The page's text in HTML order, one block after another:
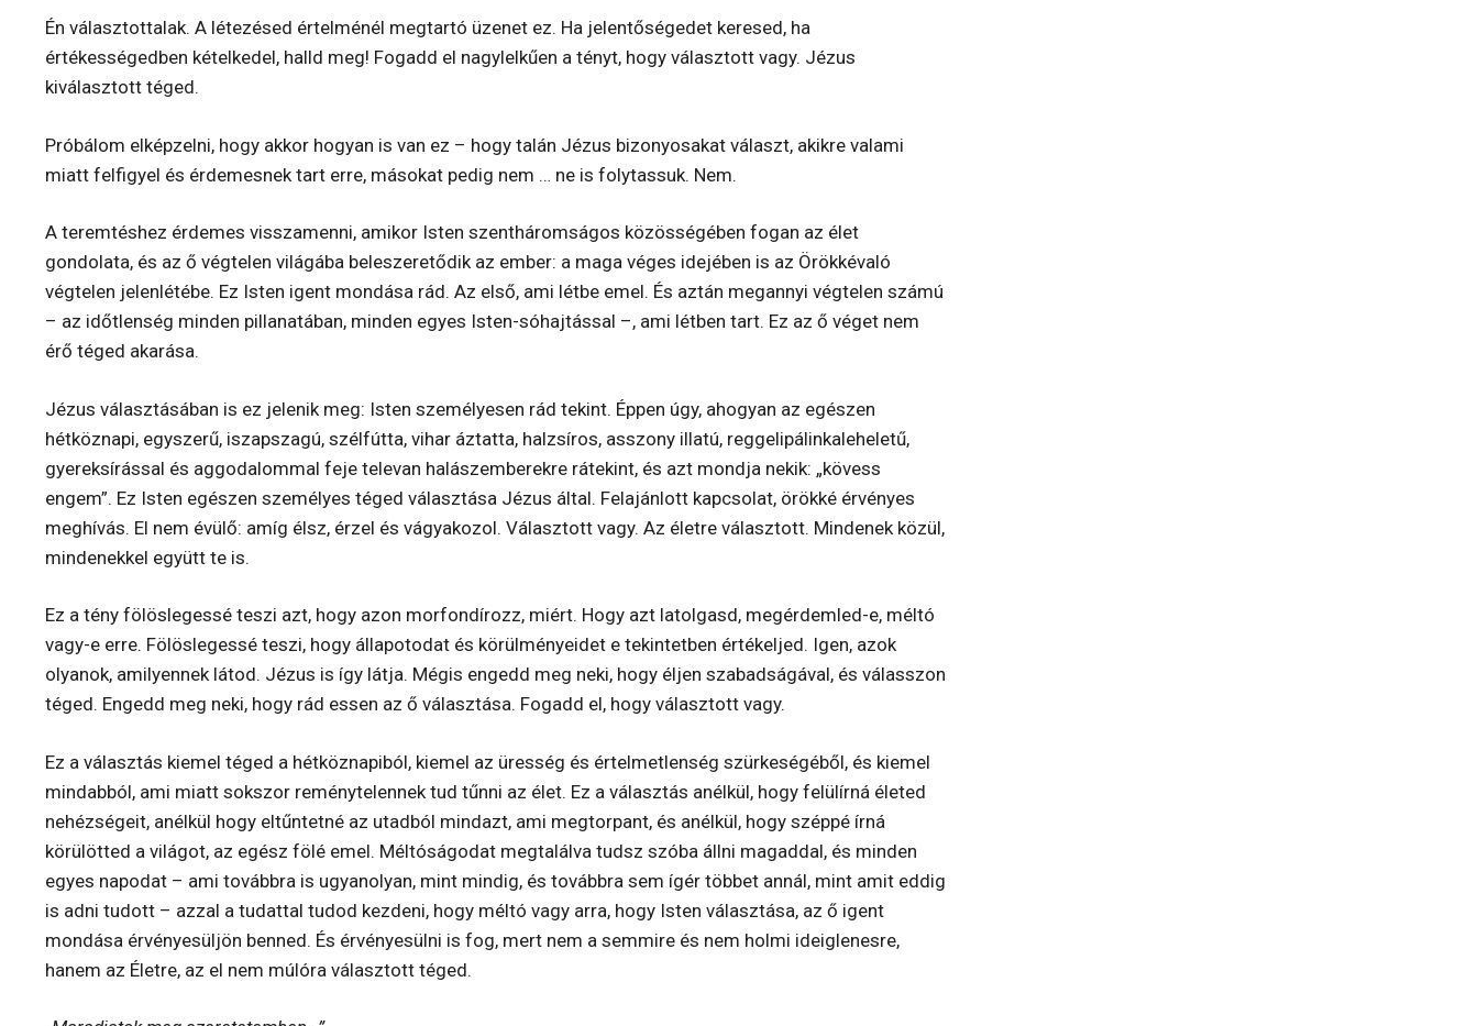
Én választottalak. A létezésed értelménél megtartó üzenet ez. Ha jelentőségedet keresed, ha
értékességedben kételkedel, halld meg! Fogadd el nagylelkűen a tényt, hogy választott vagy. Jézus
kiválasztott téged.
Próbálom elképzelni, hogy akkor hogyan is van ez – hogy talán Jézus bizonyosakat választ, akikre valami
miatt felfigyel és érdemesnek tart erre, másokat pedig nem … ne is folytassuk. Nem.
A teremtéshez érdemes visszamenni, amikor Isten szentháromságos közösségében fogan az élet
gondolata, és az ő végtelen világába beleszeretődik az ember: a maga véges idejében is az Örökkévaló
végtelen jelenlétébe. Ez Isten igent mondása rád. Az első, ami létbe emel. És aztán megannyi végtelen számú
– az időtlenség minden pillanatában, minden egyes Isten-sóhajtással –, ami létben tart. Ez az ő véget nem
érő téged akarása.
Jézus választásában is ez jelenik meg: Isten személyesen rád tekint. Éppen úgy, ahogyan az egészen
hétköznapi, egyszerű, iszapszagú, szélfútta, vihar áztatta, halzsíros, asszony illatú, reggelipálinkaleheletű,
gyereksírással és aggodalommal feje televan halászemberekre rátekint, és azt mondja nekik: „kövess
engem”. Ez Isten egészen személyes téged választása Jézus által. Felajánlott kapcsolat, örökké érvényes
meghívás. El nem évülő: amíg élsz, érzel és vágyakozol. Választott vagy. Az életre választott. Mindenek közül,
mindenekkel együtt te is.
Ez a tény fölöslegessé teszi azt, hogy azon morfondírozz, miért. Hogy azt latolgasd, megérdemled-e, méltó
vagy-e erre. Fölöslegessé teszi, hogy állapotodat és körülményeidet e tekintetben értékeljed. Igen, azok
olyanok, amilyennek látod. Jézus is így látja. Mégis engedd meg neki, hogy éljen szabadságával, és válasszon
téged. Engedd meg neki, hogy rád essen az ő választása. Fogadd el, hogy választott vagy.
Ez a választás kiemel téged a hétköznapiból, kiemel az üresség és értelmetlenség szürkeségéből, és kiemel
mindabból, ami miatt sokszor reménytelennek tud tűnni az élet. Ez a választás anélkül, hogy felülírná életed
nehézségeit, anélkül hogy eltűntetné az utadból mindazt, ami megtorpant, és anélkül, hogy széppé írná
körülötted a világot, az egész fölé emel. Méltóságodat megtalálva tudsz szóba állni magaddal, és minden
egyes napodat – ami továbbra is ugyanolyan, mint mindig, és továbbra sem ígér többet annál, mint amit eddig
is adni tudott – azzal a tudattal tudod kezdeni, hogy méltó vagy arra, hogy Isten választása, az ő igent
mondása érvényesüljön benned. És érvényesülni is fog, mert nem a semmire és nem holmi ideiglenesre,
hanem az Életre, az el nem múlóra választott téged.